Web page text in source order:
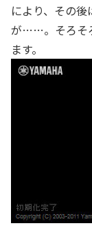
により、その
が……。そろそ
ます。